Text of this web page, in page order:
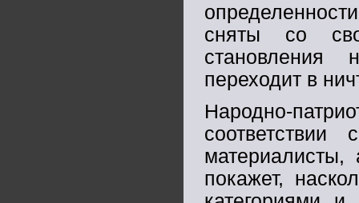
сняты со
становления
переходит в
Народно-
соответствии
покажет,